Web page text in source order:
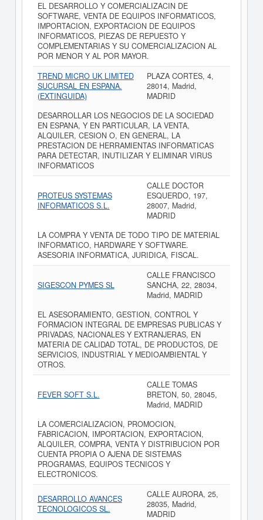
EL DESARROLLO Y COMERCIALIZACIN DE
SOFTWARE, VENTA DE EQUIPOS INFORMATICOS,
IMPORTACION, EXPORTACION DE EQUIPOS
INFORMATICOS, PIEZAS DE REPUESTO Y
COMPLEMENTARIAS Y SU COMERCIALIZACION AL
POR MENOR Y AL POR MAYOR.
TREND MICRO UK LIMITED
SUCURSAL EN ESPANA.
(EXTINGUIDA)
PLAZA CORTES, 4,
28014, Madrid,
MADRID
DESARROLLAR LOS NEGOCIOS DE LA SOCIEDAD
EN ESPANA, Y EN PARTICULAR, LA VENTA,
ALQUILER, CESION O, EN GENERAL, LA
PRESTACION DE HERRAMIENTAS INFORMATICAS
PARA DETECTAR, INUTILIZAR Y ELIMINAR VIRUS
INFORMATICOS
PROTEUS SYSTEMAS
INFORMATICOS S.L.
CALLE DOCTOR
ESQUERDO, 197,
28007, Madrid,
MADRID
LA COMPRA Y VENTA DE TODO TIPO DE MATERIAL
INFORMATICO, HARDWARE Y SOFTWARE.
ASESORIA INFORMATICA, JURIDICA, FISCAL.
SIGESCON PYMES SL
CALLE FRANCISCO
SANCHA, 22, 28034,
Madrid, MADRID
EL ASESORAMIENTO, GESTION, CONTROL Y
FORMACION INTEGRAL DE EMPRESAS PUBLICAS Y
PRIVADAS, NACIONALES Y EXTRANJERAS, EN
MATERIA DE CALIDAD TOTAL, DE PRODUCTOS, DE
SERVICIOS, INDUSTRIAL Y MEDIOAMBIENTAL Y
OTROS.
FEVER SOFT S.L.
CALLE TOMAS
BRETON, 50, 28045,
Madrid, MADRID
LA COMERCIALIZACION, PROMOCION,
FABRICACION, IMPORTACION, EXPORTACION,
ALQUILER, COMPRA, VENTA Y DISTRIBUCION POR
CUENTA PROPIA O AJENA DE SISTEMAS
PROGRAMAS, EQUIPOS TECNICOS Y
ELECTRONICOS.
DESARROLLO AVANCES
TECNOLOGICOS SL.
CALLE AURORA, 25,
28035, Madrid,
MADRID